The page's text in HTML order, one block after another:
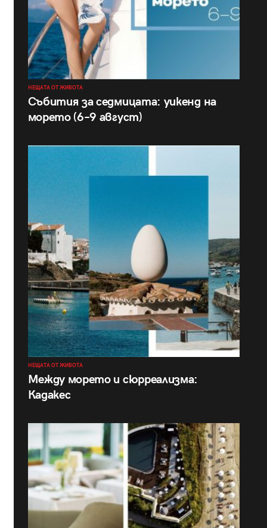
НЕЩАТА ОТ ЖИВОТА
Събития за седмицата: уикенд на
морето (6–9 август)
НЕЩАТА ОТ ЖИВОТА
Между морето и сюрреализма:
Кадакес